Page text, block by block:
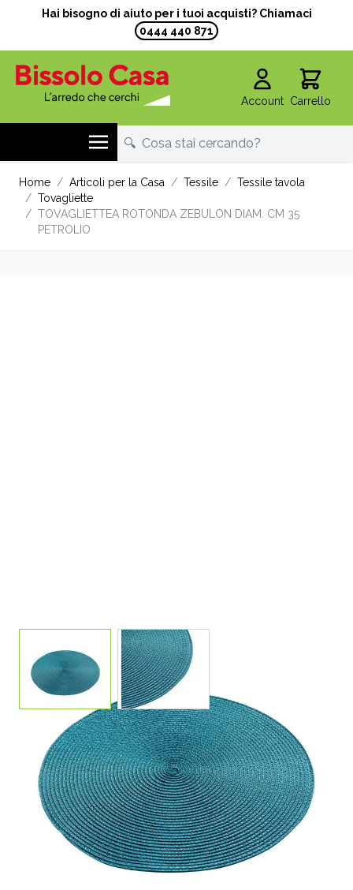
Hai bisogno di aiuto per i tuoi acquisti? Chiamaci
0444 440 871
Account Carrello
Home / Articoli per la Casa / Tessile / Tessile tavola
/ Tovagliette
/ TOVAGLIETTEA ROTONDA ZEBULON DIAM. CM 35
PETROLIO
View larger imageView larger image
TOVAGLIETTEA ROTONDA
ZEBULON DIAM. CM 35 PETROLIO
CODICE:904543
Disponibile